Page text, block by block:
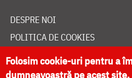
DESPRE NOI
POLITICA DE COOKIES
DONEAZĂ ONLINE PENTRU
Folosim cookie-uri pentru a
dumneavoastră pe acest site.